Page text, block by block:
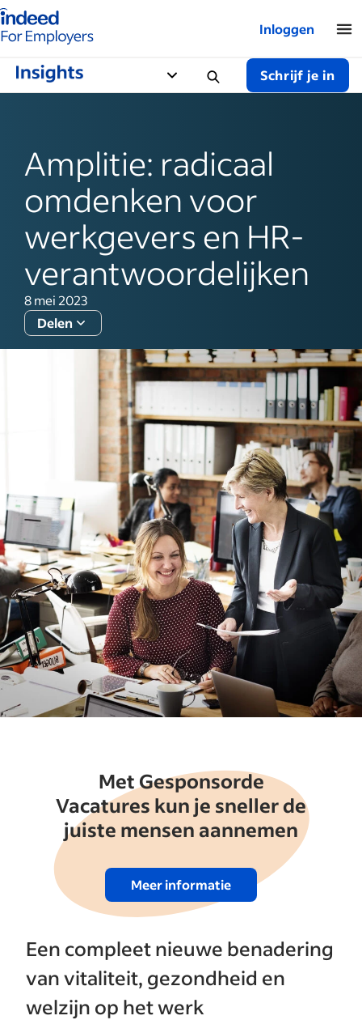
van Indeed - Voor werkgevers
Inloggen
Schrijf je in
Amplitie: radicaal
omdenken voor
werkgevers en HR-
verantwoordelijken
8 mei 2023
Delen
Met Gesponsorde
Vacatures kun je sneller de
juiste mensen aannemen
Meer informatie
Een compleet nieuwe benadering
van vitaliteit, gezondheid en
welzijn op het werk